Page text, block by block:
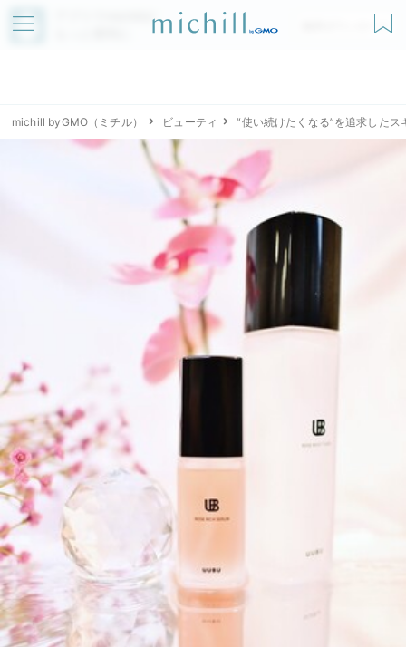
アプリでmichillが
無料ダウンロード
michill byGMO（ミチル） ビューティ “使い続けたくなる”を追求した